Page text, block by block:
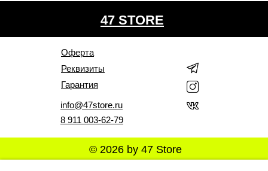
info@47store.ru
© 2026 by 47 Store
Оферта
Реквизиты
Гарантия
47 STORE
8 911 003-62-79